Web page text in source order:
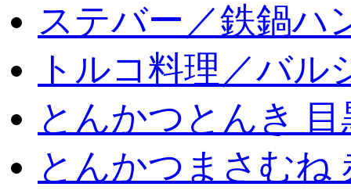
ステバー／鉄鍋ハ
トルコ料理／バル
とんかつとんき
とんかつまさむね